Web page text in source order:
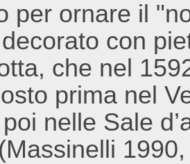
per ornare il
decorato con
che nel
prima nel
nelle Sale